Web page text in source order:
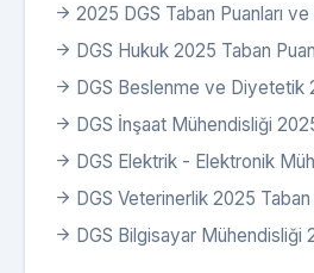
2025 DGS Taban Puanları ve
DGS Hukuk 2025 Taban
DGS Beslenme ve Diyetetik
DGS İnşaat Mühendisliği
DGS Elektrik - Elektronik
DGS Veterinerlik 2025 Taban
DGS Bilgisayar Mühendisliği